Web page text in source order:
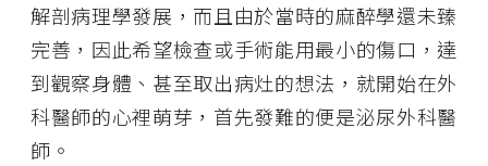
解剖病理學發展，而且由於當時的麻醉學還未臻
完善，因此希望檢查或手術能用最小的傷口，達
到觀察身體、甚至取出病灶的想法，就開始在外
科醫師的心裡萌芽，首先發難的便是泌尿外科醫
師。